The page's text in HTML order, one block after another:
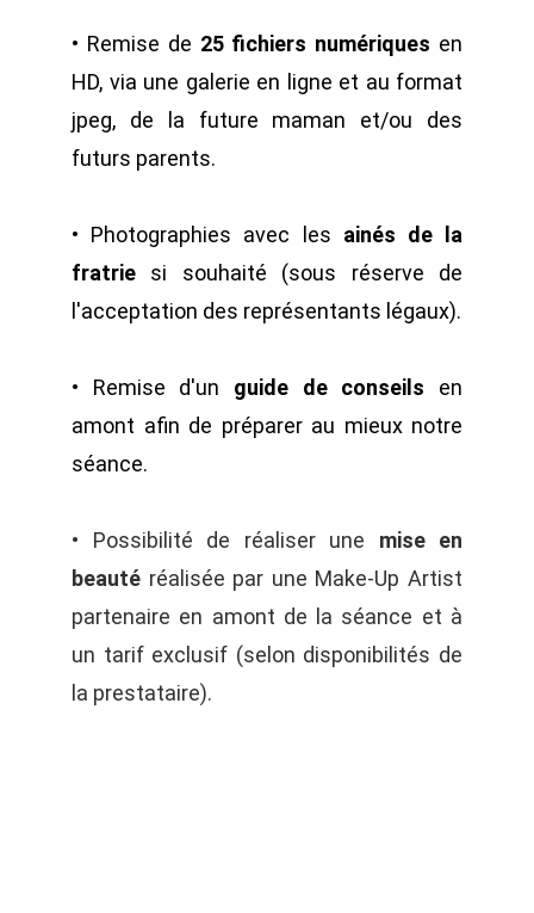
• Remise de 25 fichiers numériques en
HD, via une galerie en ligne et au format
jpeg, de la future maman et/ou des
futurs parents.
• Photographies avec les ainés de la
fratrie si souhaité (sous réserve de
l'acceptation des représentants légaux).
• Remise d'un guide de conseils en
amont afin de préparer au mieux notre
séance.
• Possibilité de réaliser une mise en
beauté réalisée par une Make-Up Artist
partenaire en amont de la séance et à
un tarif exclusif (selon disponibilités de
la prestataire).